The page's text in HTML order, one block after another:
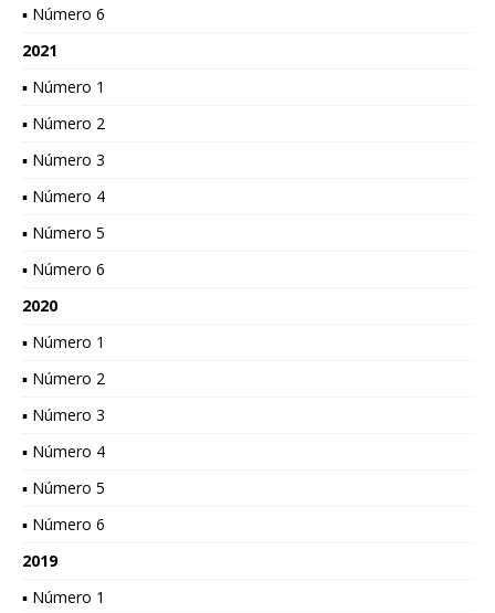
▪ Número 6
2021
▪ Número 1
▪ Número 2
▪ Número 3
▪ Número 4
▪ Número 5
▪ Número 6
2020
▪ Número 1
▪ Número 2
▪ Número 3
▪ Número 4
▪ Número 5
▪ Número 6
2019
▪ Número 1